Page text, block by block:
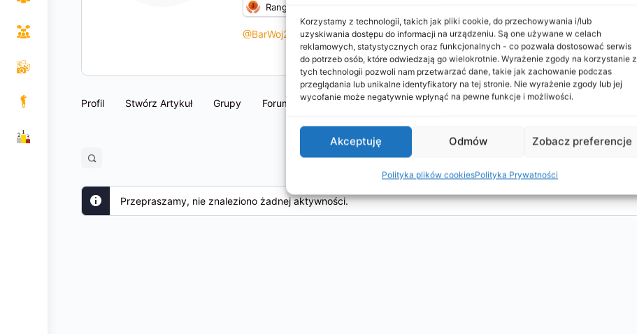
Korzystamy z technologii, takich jak pliki cookie, do przechowywania i/lub
uzyskiwania dostępu do informacji na urządzeniu. Są one używane w celach
reklamowych, statystycznych oraz funkcjonalnych - co pozwala dostosować serwis
do potrzeb osób, które odwiedzają go wielokrotnie. Wyrażenie zgody na korzystanie z
tych technologii pozwoli nam przetwarzać dane, takie jak zachowanie podczas
przeglądania lub unikalne identyfikatory na tej stronie. Nie wyrażenie zgody lub jej
wycofanie może negatywnie wpłynąć na pewne funkcje i możliwości.
Akceptuję Odmów Zobacz preferencje
Polityka plików cookiesPolityka Prywatności
Ranga 3
@BarWoj2 Dołączono cze 2025•Aktywny rok temu
Profil Stwórz Artykuł Grupy Forum Oś czasu Znajomości Zdjęcia Dokumenty
Open
filters
Przepraszamy, nie znaleziono żadnej aktywności.